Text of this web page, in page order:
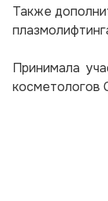
Также
Принимала
косметологов